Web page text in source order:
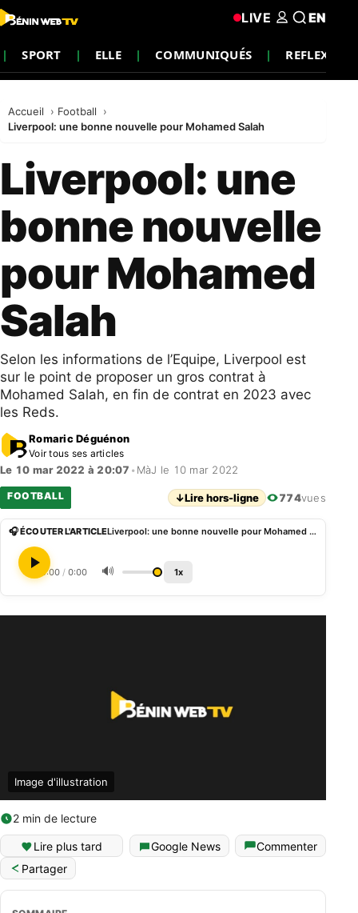
SPORT ELLE COMMUNIQUÉS REFLEXION
LIVE EN
Accueil
Football
Liverpool: une bonne nouvelle pour Mohamed Salah
Liverpool: une
bonne nouvelle
pour Mohamed
Salah
Selon les informations de l’Equipe, Liverpool est
sur le point de proposer un gros contrat à
Mohamed Salah, en fin de contrat en 2023 avec
les Reds.
Romaric Déguénon
Voir tous ses articles
Le 10 mar 2022 à 20:07 • MàJ le 10 mar 2022
FOOTBALL ↓Lire hors-ligne 774vues
🎧 ÉCOUTER L'ARTICLE Liverpool: une bonne nouvelle pour Mohamed Salah
0:00 / 0:00 🔊 1x
Image d'illustration
2 min de lecture
Lire plus tard Google News
Commenter
Partager